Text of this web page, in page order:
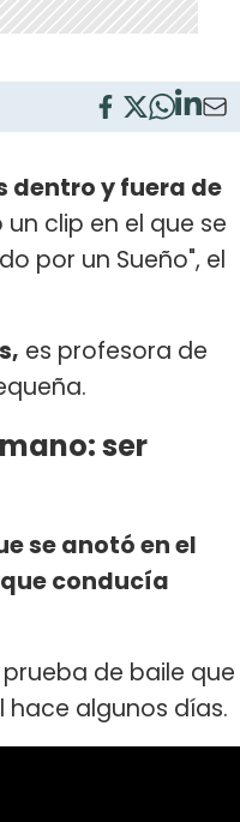
dentro y fuera de
un clip en el que se
por un Sueño", el
es profesora de
ser
se anotó en el
conducía
de baile que
algunos días.